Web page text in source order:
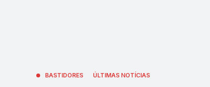
BASTIDORES ÚLTIMAS NOTÍCIAS